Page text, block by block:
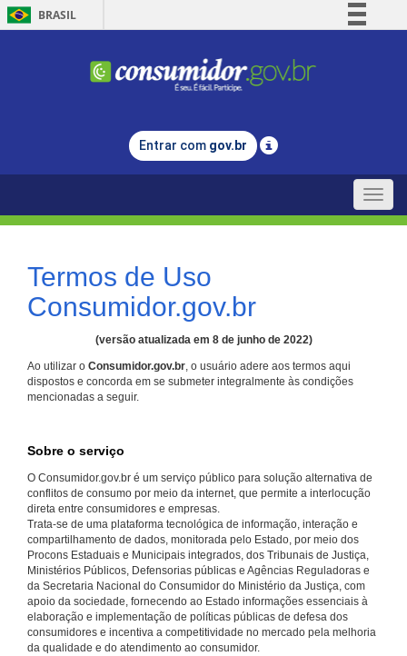
BRASIL
Comunica BR
Legislação
Entrar com gov.br
Toggle
Termos de Uso
Consumidor.gov.br
(versão atualizada em 8 de junho de 2022)
Ao utilizar o Consumidor.gov.br, o usuário adere aos termos aqui
dispostos e concorda em se submeter integralmente às condições
mencionadas a seguir.
Sobre o serviço
O Consumidor.gov.br é um serviço público para solução alternativa de
conflitos de consumo por meio da internet, que permite a interlocução
direta entre consumidores e empresas.
Trata-se de uma plataforma tecnológica de informação, interação e
compartilhamento de dados, monitorada pelo Estado, por meio dos
Procons Estaduais e Municipais integrados, dos Tribunais de Justiça,
Ministérios Públicos, Defensorias públicas e Agências Reguladoras e
da Secretaria Nacional do Consumidor do Ministério da Justiça, com
apoio da sociedade, fornecendo ao Estado informações essenciais à
elaboração e implementação de políticas públicas de defesa dos
consumidores e incentiva a competitividade no mercado pela melhoria
da qualidade e do atendimento ao consumidor.